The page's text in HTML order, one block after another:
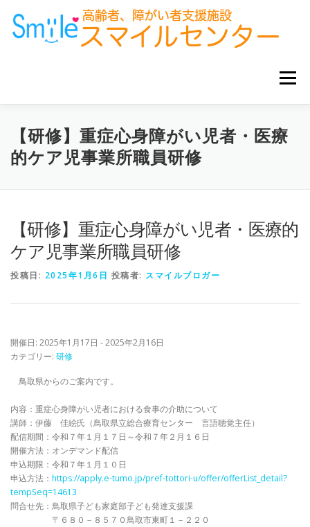
キ
メニュー
ホーム お知らせ サービス事業所 グループ企業
【研修】重症心身障がい児者・医療
的ケア児事業所職員研修
【研修】重症心身障がい児者・医療的
ケア児事業所職員研修
投稿日: 2025年1月6日 投稿者: スマイルブロガー
開催日: 2025年1月17日 - 2025年2月16日
カテゴリー: 研修
鳥取県からのご案内です。
内容：重症心身障がい児者における食事の介助について
講師：伊藤 佳絵氏（鳥取県立総合療育センター 言語聴覚主任）
配信期間：令和７年１月１７日～令和７年２月１６日
開催方法：オンデマンド配信
申込期限：令和７年１月１０日
申込方法： https://apply.e-tumo.jp/pref-tottori-u/offer/offerList_detail?
tempSeq=14613
問合せ先：鳥取県子ども家庭部子ども発達支援課
〒６８０－８５７０鳥取市東町１－２２０